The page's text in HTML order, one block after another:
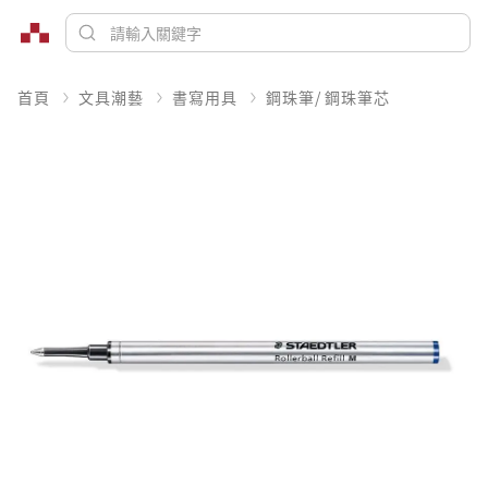
首頁 文具潮藝 書寫用具 鋼珠筆/ 鋼珠筆芯